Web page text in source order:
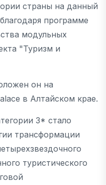
страны на данный
программе
модульных
"Туризм и
он на
в Алтайском крае.
3* стало
трансформации
туристического